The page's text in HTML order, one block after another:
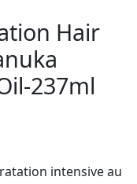
Hair
237ml
intensive au